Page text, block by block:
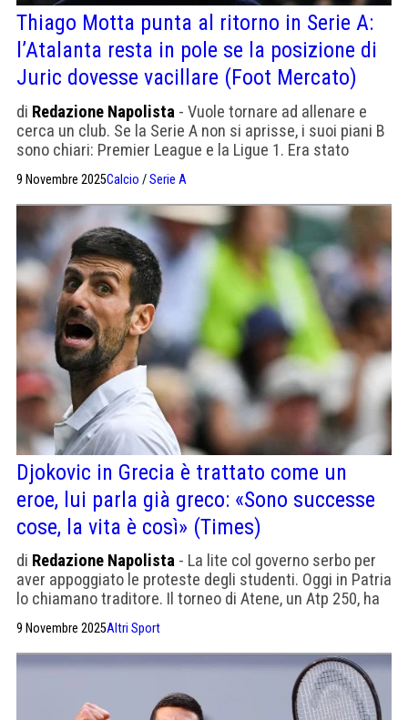
Thiago Motta punta al ritorno in Serie A:
l’Atalanta resta in pole se la posizione di
Juric dovesse vacillare (Foot Mercato)
di Redazione Napolista - Vuole tornare ad allenare e
cerca un club. Se la Serie A non si aprisse, i suoi piani B
sono chiari: Premier League e la Ligue 1. Era stato
9 Novembre 2025Calcio /Serie A
Djokovic in Grecia è trattato come un
eroe, lui parla già greco: «Sono successe
cose, la vita è così» (Times)
di Redazione Napolista - La lite col governo serbo per
aver appoggiato le proteste degli studenti. Oggi in Patria
lo chiamano traditore. Il torneo di Atene, un Atp 250, ha
9 Novembre 2025Altri Sport